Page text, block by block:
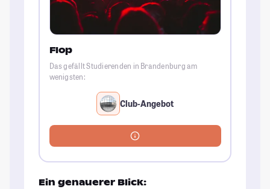
Flop
Das gefällt Studierenden in Brandenburg am
wenigsten:
Club-Angebot
Ein genauerer Blick: